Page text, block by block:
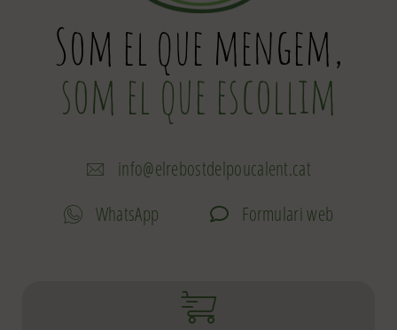
Som el que mengem,
som el que escollim
info@elrebostdelpoucalent.cat
WhatsApp
Formulari web